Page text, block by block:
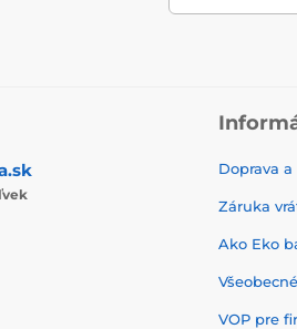
Doprava
Záruka
Ako Eko
VOP pre